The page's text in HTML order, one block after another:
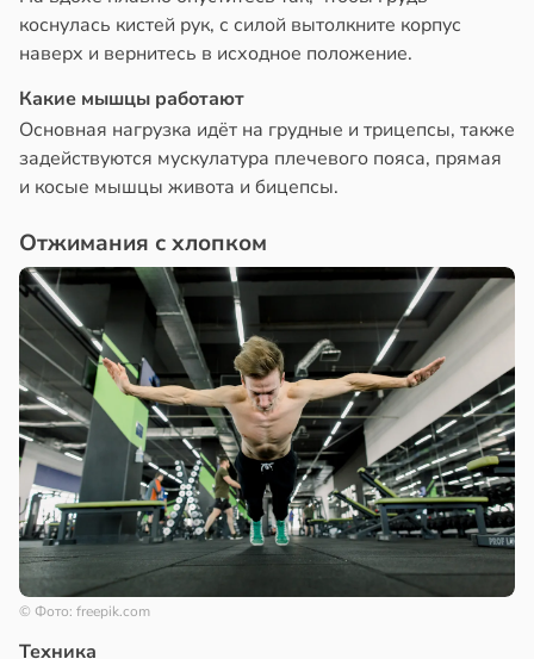
коснулась кистей рук, с силой вытолкните корпус
наверх и вернитесь в исходное положение.
Какие мышцы работают
Основная нагрузка идёт на грудные и трицепсы, также
задействуются мускулатура плечевого пояса, прямая
и косые мышцы живота и бицепсы.
Отжимания с хлопком
© Фото: freepik.com
Техника